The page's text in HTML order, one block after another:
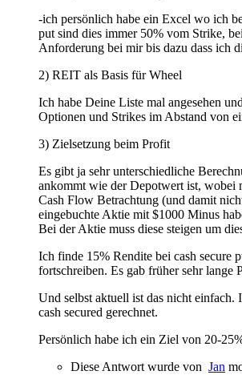
-ich persönlich habe ein Excel wo ich
put sind dies immer 50% vom Strike,
Anforderung bei mir bis dazu dass ich
2) REIT als Basis für Wheel
Ich habe Deine Liste mal angesehen
Optionen und Strikes im Abstand von
3) Zielsetzung beim Profit
Es gibt ja sehr unterschiedliche
ankommt wie der Depotwert ist, wobei
Cash Flow Betrachtung (und damit
eingebuchte Aktie mit $1000 Minus
Bei der Aktie muss diese steigen um
Ich finde 15% Rendite bei cash secure
fortschreiben. Es gab früher sehr lange
Und selbst aktuell ist das nicht einfach.
cash secured gerechnet.
Persönlich habe ich ein Ziel von 20-
Diese Antwort wurde von Jan